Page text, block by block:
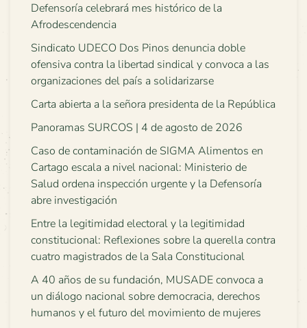
Defensoría celebrará mes histórico de la
Afrodescendencia
Sindicato UDECO Dos Pinos denuncia doble
ofensiva contra la libertad sindical y convoca a las
organizaciones del país a solidarizarse
Carta abierta a la señora presidenta de la República
Panoramas SURCOS | 4 de agosto de 2026
Caso de contaminación de SIGMA Alimentos en
Cartago escala a nivel nacional: Ministerio de
Salud ordena inspección urgente y la Defensoría
abre investigación
Entre la legitimidad electoral y la legitimidad
constitucional: Reflexiones sobre la querella contra
cuatro magistrados de la Sala Constitucional
A 40 años de su fundación, MUSADE convoca a
un diálogo nacional sobre democracia, derechos
humanos y el futuro del movimiento de mujeres